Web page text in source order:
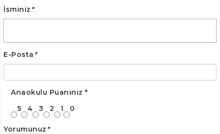
İsminiz *
E-Posta *
Anaokulu Puanınız *
5
4 3 2 1 0
Yorumunuz *